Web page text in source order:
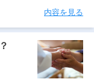
内容を見る